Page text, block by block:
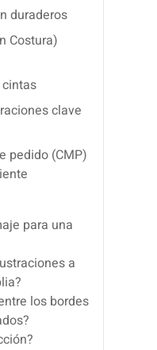
duraderos
Costura)
clave
pedido (CMP)
para una
a
los bordes